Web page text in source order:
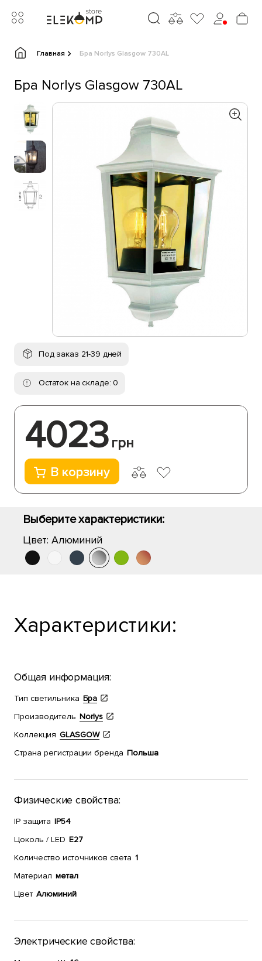
Главная Бра Norlys Glasgow 730AL
Бра Norlys Glasgow 730AL
Под заказ 21-39 дней
Остаток на складе: 0
4023 грн
В корзину
Выберите характеристики:
Цвет: Алюминий
Характеристики:
Общая информация:
Тип светильника Бра
Производитель Norlys
Коллекция GLASGOW
Страна регистрации бренда Польша
Физические свойства:
IP защита IP54
Цоколь / LED E27
Количество источников света 1
Материал метал
Цвет Алюминий
Электрические свойства: